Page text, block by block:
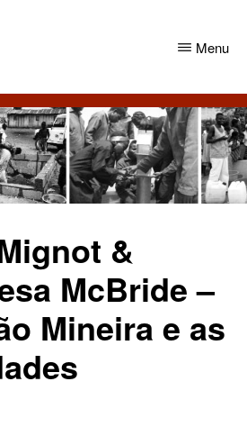
Menu
&
McBride –
Mineira e as